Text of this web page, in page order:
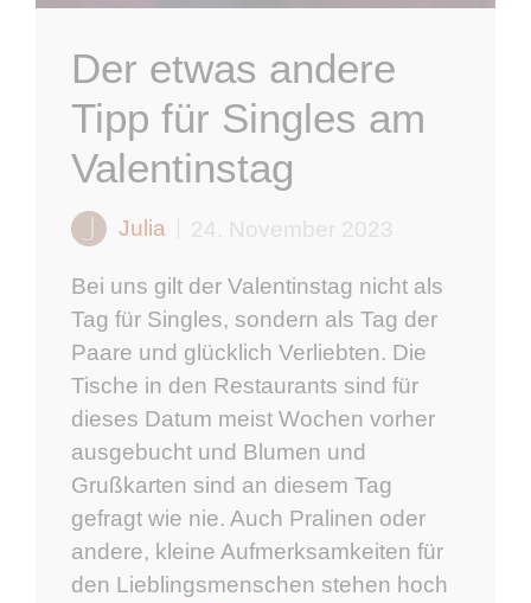
Der etwas andere
Tipp für Singles am
Valentinstag
Julia 24. November 2023
Bei uns gilt der Valentinstag nicht als
Tag für Singles, sondern als Tag der
Paare und glücklich Verliebten. Die
Tische in den Restaurants sind für
dieses Datum meist Wochen vorher
ausgebucht und Blumen und
Grußkarten sind an diesem Tag
gefragt wie nie. Auch Pralinen oder
andere, kleine Aufmerksamkeiten für
den Lieblingsmenschen stehen hoch